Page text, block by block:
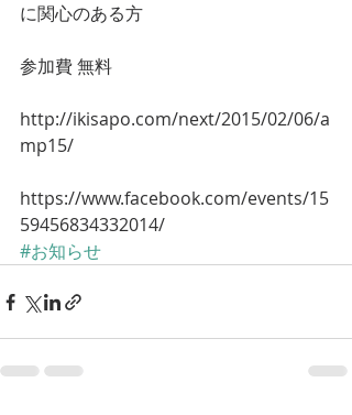
に関心のある方
参加費 無料
http://ikisapo.com/next/2015/02/06/a
mp15/
https://www.facebook.com/events/15
59456834332014/
#お知らせ